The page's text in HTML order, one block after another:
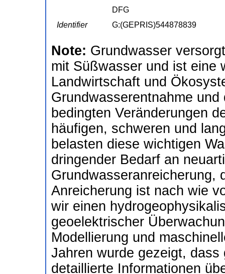
DFG
Identifier
G:(GEPRIS)544878839
Note: Grundwasser
mit Süßwasser und ist eine
Landwirtschaft und
Grundwasserentnahme
bedingten Veränderungen
häufigen, schweren und
belasten diese wichtigen
dringender Bedarf an
Grundwasseranreicherung,
Anreicherung ist nach wie
wir einen
geoelektrischer
Modellierung und
Jahren wurde gezeigt,
detaillierte Informationen